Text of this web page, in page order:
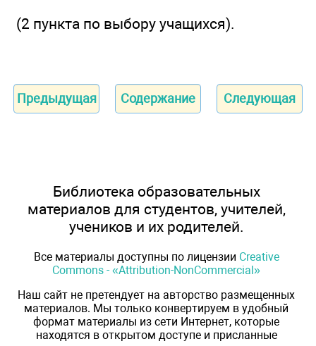
(2 пункта по выбору учащихся).
Предыдущая Содержание Следующая
Библиотека образовательных
материалов для студентов, учителей,
учеников и их родителей.
Все материалы доступны по лицензии Creative
Commons - «Attribution-NonCommercial»
Наш сайт не претендует на авторство размещенных
материалов. Мы только конвертируем в удобный
формат материалы из сети Интернет, которые
находятся в открытом доступе и присланные